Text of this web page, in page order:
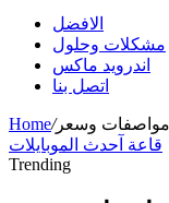
الافضل
مشكلات وحلول
اندرويد ماكس
اتصل بنا
Home/
قاعة آحدث الموبايلات
Trending